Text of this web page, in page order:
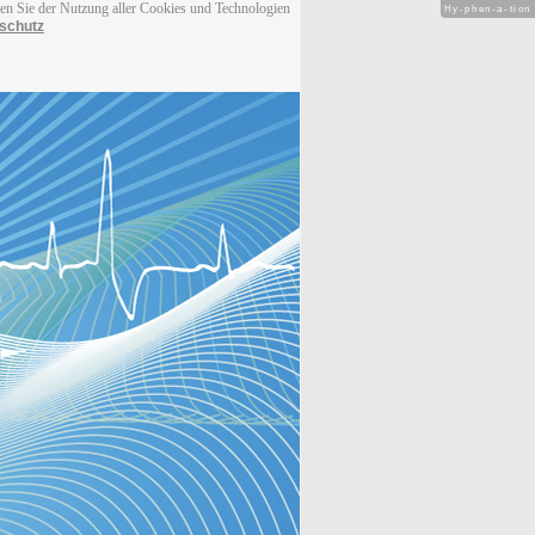
Sie der Nutzung aller Cookies und Technologien
Hy-phen-a-tion